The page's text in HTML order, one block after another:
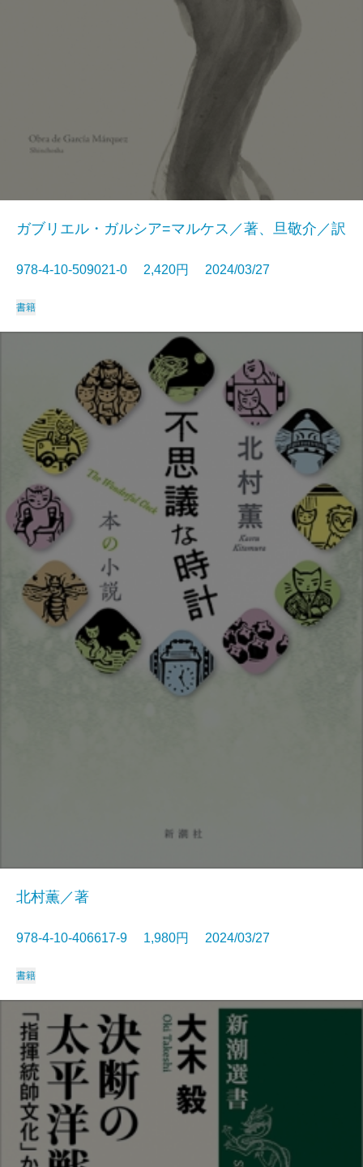
ガブリエル・ガルシア=マルケス／著、旦敬介／訳
978-4-10-509021-0 2,420円 2024/03/27
書籍
北村薫／著
978-4-10-406617-9 1,980円 2024/03/27
書籍